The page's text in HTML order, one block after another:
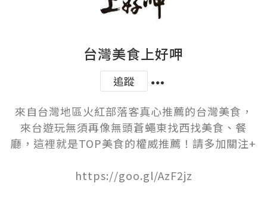
台灣美食上好呷
追蹤
來自台灣地區火紅部落客真心推薦的台灣美食，
來台遊玩無須再像無頭蒼蠅東找西找美食、餐
廳，這裡就是TOP美食的權威推薦！請多加關注+
https://goo.gl/AzF2jz